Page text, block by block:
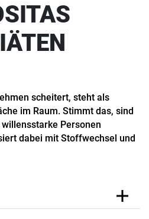
scheitert, steht als
im Raum. Stimmt das, sind
Personen
dabei mit Stoffwechsel und